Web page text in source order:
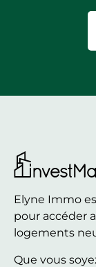
Elyne Immo
pour accéder
logements
Que vous